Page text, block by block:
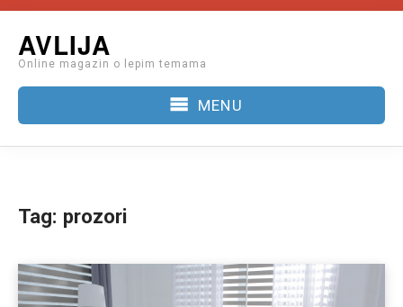
content
AVLIJA
Online magazin o lepim temama
MENU
Tag: prozori